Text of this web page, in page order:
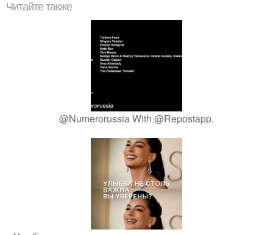
Читайте также
@Numerorussia With @Repostapp.